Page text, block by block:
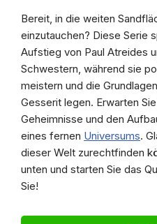
Bereit, in die weiten
einzutauchen? Diese Serie
Aufstieg von Paul Atreides
Schwestern, während sie
meistern und die
Gesserit legen. Erwarten
Geheimnisse und den
eines fernen Universums.
dieser Welt zurechtfinden
unten und starten Sie das
Sie!